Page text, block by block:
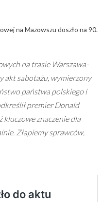
na Mazowszu doszło na 90.
na trasie Warszawa-
akt sabotażu, wymierzony
państwa polskiego i
premier Donald
kluczowe znaczenie dla
Złapiemy sprawców,